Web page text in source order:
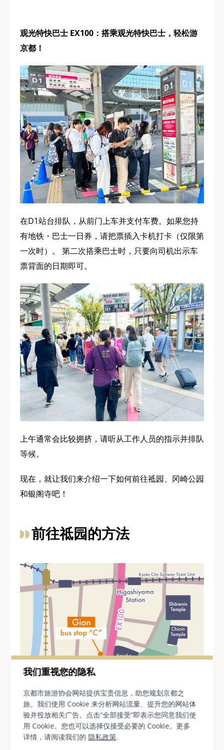
我们重视您的隐私
京都市旅游协会网站提供宝贵信息，助您规划京都之
旅。我们使用 Cookie 来分析网站流量、提升您的网站体
验并投放相关广告。点击“全部接受”即表示您同意我们使
用 Cookie。您也可以选择仅接受必要的 Cookie。更多
详情，请阅读我们的隐私政策.
观光特快巴士 EX100：搭乘观光特快巴士，轻松游
京都！
在D1站台排队，从前门上车并支付车费。如果您持
有地铁・巴士一日券，请把票插入卡机打卡（仅限第
一次时）。 第二次搭乘巴士时，只要向司机出示车
票背面的日期即可。
上午通常会比较拥挤，请听从工作人员的指示并排队
等候。
现在，就让我们来介绍一下如何前往祗园、冈崎公园
和银阁寺吧！
前往祗园的方法
祗园巴士站附近的地图
从京都站出发，乘坐特快巴士 EX100 前往祇园区大